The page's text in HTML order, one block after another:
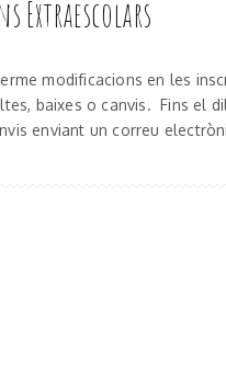
Extraescolars
modificacions en les
baixes o canvis. Fins el
enviant un correu